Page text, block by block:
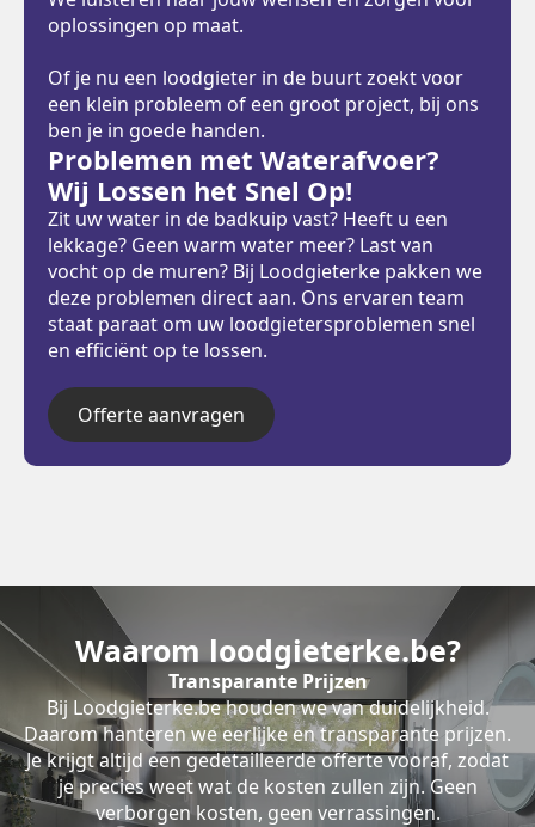
oplossingen op maat.
Of je nu een loodgieter in de buurt zoekt voor
een klein probleem of een groot project, bij ons
ben je in goede handen.
Problemen met Waterafvoer?
Wij Lossen het Snel Op!
Zit uw water in de badkuip vast? Heeft u een
lekkage? Geen warm water meer? Last van
vocht op de muren? Bij Loodgieterke pakken we
deze problemen direct aan. Ons ervaren team
staat paraat om uw loodgietersproblemen snel
en efficiënt op te lossen.
Offerte aanvragen
Waarom loodgieterke.be?
Transparante Prijzen
Bij Loodgieterke.be houden we van duidelijkheid.
Daarom hanteren we eerlijke en transparante prijzen.
Je krijgt altijd een gedetailleerde offerte vooraf, zodat
je precies weet wat de kosten zullen zijn. Geen
verborgen kosten, geen verrassingen.